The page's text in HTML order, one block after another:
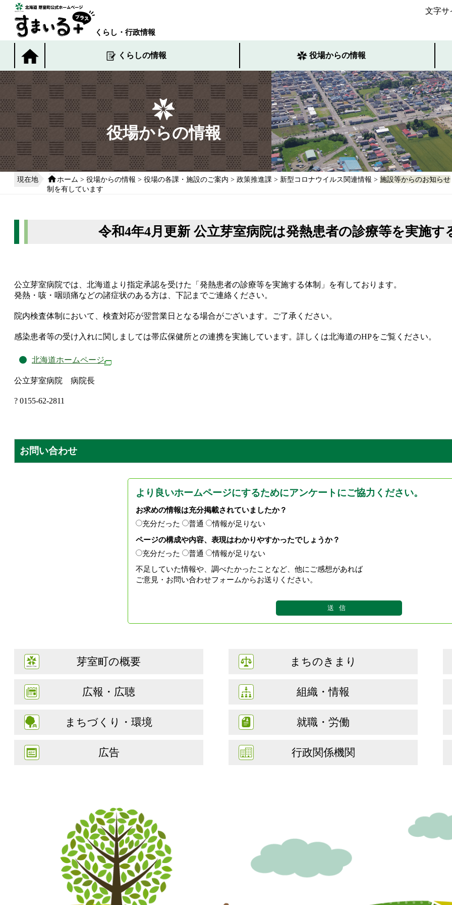
くらし・行政情報
文字サ
くらしの情報 役場からの情報
役場からの情報
現在地 ホーム >役場からの情報 >役場の各課・施設のご案内 >政策推進課 > 新型コロナウイルス関連情報 >施設等からのお知らせ
制を有しています
令和4年4月更新 公立芽室病院は発熱患者の診療等を実施
公立芽室病院では、北海道より指定承認を受けた「発熱患者の診療等を実施する体制」を有しております。
発熱・咳・咽頭痛などの諸症状のある方は、下記までご連絡ください。
院内検査体制において、検査対応が翌営業日となる場合がございます。ご了承ください。
感染患者等の受け入れに関しましては帯広保健所との連携を実施しています。詳しくは北海道のHPをご覧ください。
北海道ホームページ
公立芽室病院 病院長
? 0155-62-2811
お問い合わせ
より良いホームページにするためにアンケートにご協力ください。
お求めの情報は充分掲載されていましたか？
充分だった
普通
情報が足りない
ページの構成や内容、表現はわかりやすかったでしょうか？
充分だった
普通
情報が足りない
不足していた情報や、調べたかったことなど、他にご感想があれば
ご意見・お問い合わせフォームからお送りください。
芽室町の概要 まちのきまり
広報・広聴 組織・情報
まちづくり・環境 就職・労働
広告 行政関係機関